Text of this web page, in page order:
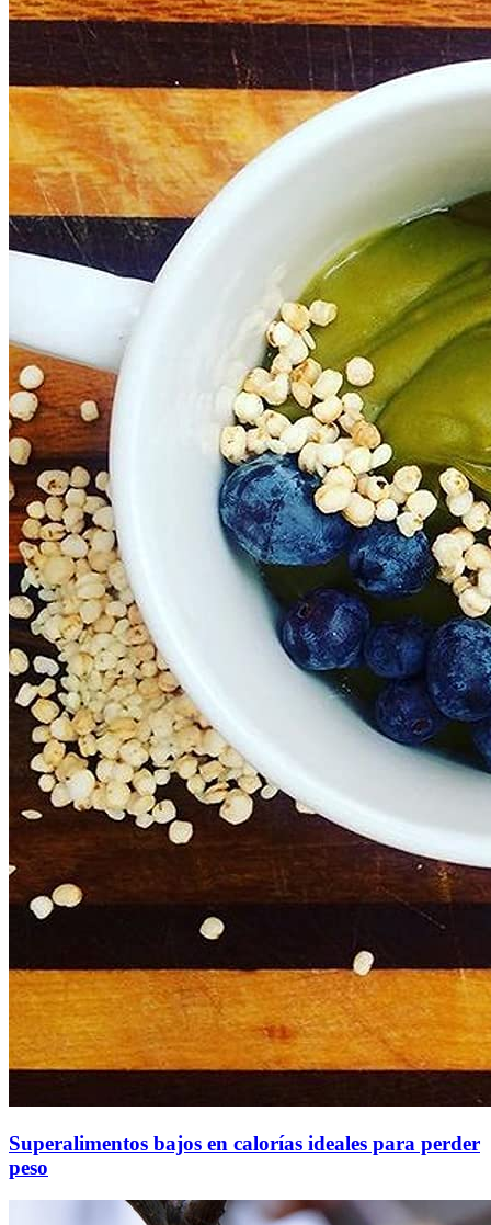
Superalimentos bajos en calorías ideales para perder
peso